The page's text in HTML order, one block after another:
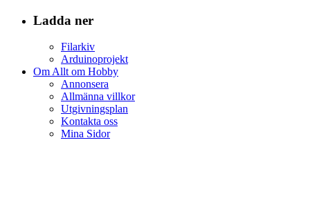
Ladda ner
Filarkiv
Arduinoprojekt
Om Allt om Hobby
Annonsera
Allmänna villkor
Utgivningsplan
Kontakta oss
Mina Sidor